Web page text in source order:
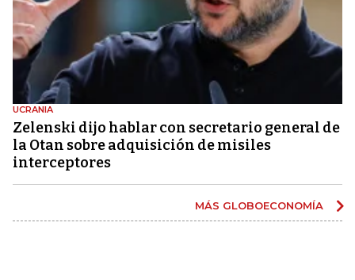
UCRANIA
Zelenski dijo hablar con secretario general de
la Otan sobre adquisición de misiles
interceptores
MÁS GLOBOECONOMÍA